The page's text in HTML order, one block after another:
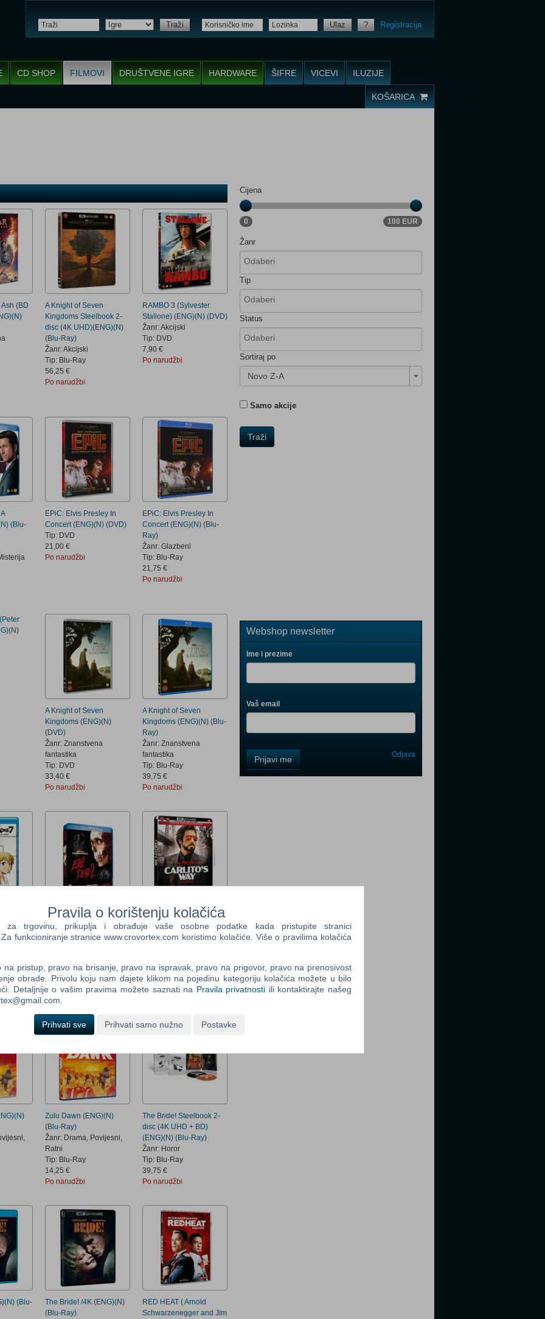
Traži Ulaz ? Registracija
CD SHOP FILMOVI DRUŠTVENE IGRE HARDWARE ŠIFRE VICEVI ILUZIJE
KOŠARICA
(BD
A Knight of Seven
Kingdoms Steelbook 2-
disc (4K UHD)(ENG)(N)
(Blu-Ray)
Žanr: Akcijski
Tip: Blu-Ray
56,25 €
Po narudžbi
RAMBO 3 (Sylvester
Stallone) (ENG)(N) (DVD)
Žanr: Akcijski
Tip: DVD
7,90 €
Po narudžbi
(Blu-
EPiC: Elvis Presley In
Concert (ENG)(N) (DVD)
Tip: DVD
21,00 €
Po narudžbi
EPiC: Elvis Presley In
Concert (ENG)(N) (Blu-
Ray)
Žanr: Glazbeni
Tip: Blu-Ray
21,75 €
Po narudžbi
A Knight of Seven
Kingdoms (ENG)(N)
(DVD)
Žanr: Znanstvena
fantastika
Tip: DVD
33,40 €
Po narudžbi
A Knight of Seven
Kingdoms (ENG)(N) (Blu-
Ray)
Žanr: Znanstvena
fantastika
Tip: Blu-Ray
39,75 €
Po narudžbi
Evil Dead 2 / Evil Dead II:
Dead by Dawn (ENG)(N)
(Blu-Ray)
Žanr: Horor
Po narudžbi
Carlito's Way Steelbook
2-disc (4K UHD + BD)
/Steelbook (ENG) (Blu-
Ray)
Kriminalistički
Tip: Blu-Ray
Zulu Dawn (ENG)(N)
(Blu-Ray)
Žanr: Drama, Povijesni,
Ratni
Tip: Blu-Ray
14,25 €
Po narudžbi
The Bride! Steelbook 2-
disc (4K UHD + BD)
(ENG)(N) (Blu-Ray)
Žanr: Horor
Tip: Blu-Ray
39,75 €
Po narudžbi
(Blu-
The Bride! /4K (ENG)(N)
(Blu-Ray)
RED HEAT ( Arnold
Schwarzenegger and Jim
Cijena
0 100 EUR
Žanr
Tip
Status
Sortiraj po
Novo Z-A
Samo akcije
Traži
Webshop newsletter
Ime i prezime
Vaš email
Field
One
Field
Three
Prijavi me Odjava
Pravila o korištenju kolačića
za trgovinu, prikuplja i obrađuje vaše osobne podatke kada pristupite stranici
funkcioniranje stranice www.crovortex.com koristimo kolačiće. Više o pravilima kolačića
na pristup, pravo na brisanje, pravo na ispravak, pravo na prigovor, pravo na prenosivost
obrade. Privolu koju nam dajete klikom na pojedinu kategoriju kolačića možete u bilo
Detaljnije o vašim pravima možete saznati na Pravila privatnosti ili kontaktirajte našeg
Prihvati sve Prihvati samo nužno Postavke